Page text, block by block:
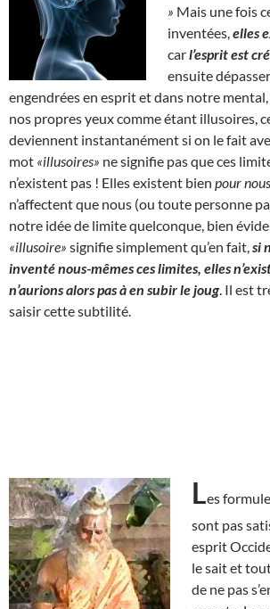
» Mais une fois
inventées, elles
carl’esprit est
ensuite
engendrées en esprit et dans notre
nos propres yeux comme étant illusoires,
deviennent instantanément si on le fait
mot «illusoires» ne signifie pas que ces
n’existent pas ! Elles existent bien pour nous
n’affectent que nous (ou toute personne
notre idée de limite quelconque, bien
«illusoire» signifie simplement qu’en fait, si
inventé nous-mêmes ces limites, elles
n’aurions alors pas à en subir le joug . Il est
saisir cette subtilité.
Les
sont pas
esprit
le sait et
de ne pas